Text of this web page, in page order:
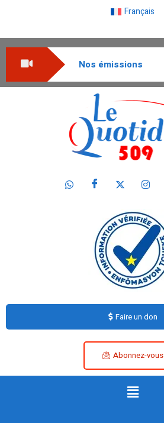
Français
Nos émissions
Faire un don
Abonnez-vous